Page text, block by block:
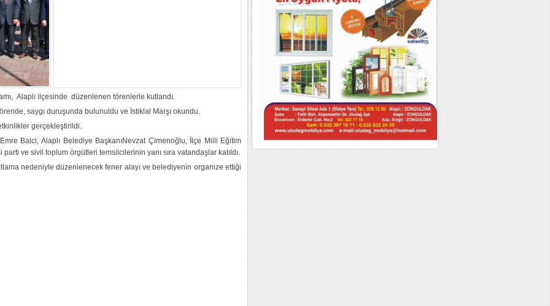
Alaplı ilçesinde düzenlenen törenlerle kutlandı.
saygı duruşunda bulunuldu ve İstiklal Marşı okundu.
gerçekleştirildi.
Balci, Alaplı Belediye BaşkanıNevzat Çimenoğlu, İlçe Milli Eğitim
ve sivil toplum örgütleri temsilcilerinin yanı sıra vatandaşlar katıldı.
nedeniyle düzenlenecek fener alayı ve belediyenin organize ettiği